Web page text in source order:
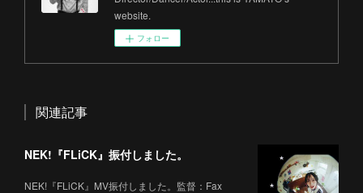
website.
フォロー
関連記事
NEK!『FLiCK』振付しました。
NEK!『FLiCK』MV振付しました。監督：Fax